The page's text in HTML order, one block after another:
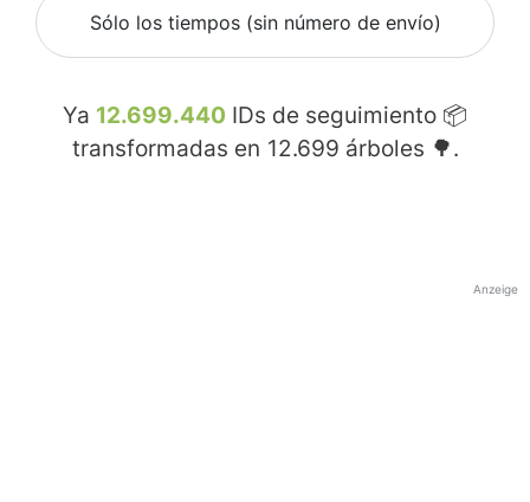
Sólo los tiempos (sin número de envío)
Ya 12.699.440 IDs de seguimiento 📦
transformadas en 12.699 árboles 🌳.
Anzeige